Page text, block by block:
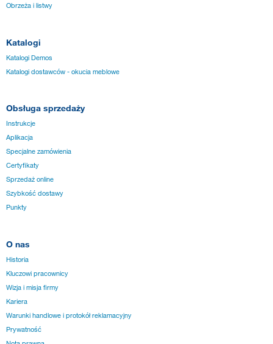
Obrzeża i listwy
Katalogi
Katalogi Demos
Katalogi dostawców - okucia meblowe
Obsługa sprzedaży
Instrukcje
Aplikacja
Specjalne zamówienia
Certyfikaty
Sprzedaż online
Szybkość dostawy
Punkty
O nas
Historia
Kluczowi pracownicy
Wizja i misja firmy
Kariera
Warunki handlowe i protokół reklamacyjny
Prywatność